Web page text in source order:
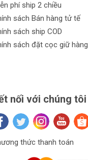
phí ship 2 chiều
sách Bán hàng tử tế
sách ship COD
sách đặt cọc giữ hàng
nối với chúng tôi
thức thanh toán